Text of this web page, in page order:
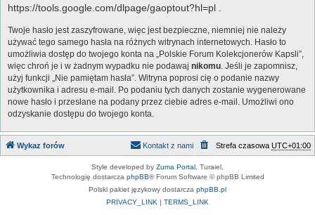
https://tools.google.com/dlpage/gaoptout?hl=pl .
Twoje hasło jest zaszyfrowane, więc jest bezpieczne, niemniej nie należy
używać tego samego hasła na różnych witrynach internetowych. Hasło to
umożliwia dostęp do twojego konta na „Polskie Forum Kolekcjonerów Kapsli”,
więc chroń je i w żadnym wypadku nie podawaj nikomu. Jeśli je zapomnisz,
użyj funkcji „Nie pamiętam hasła”. Witryna poprosi cię o podanie nazwy
użytkownika i adresu e-mail. Po podaniu tych danych zostanie wygenerowane
nowe hasło i przesłane na podany przez ciebie adres e-mail. Umożliwi ono
odzyskanie dostępu do twojego konta.
Wykaz forów Strefa czasowa UTC+01:00
Kontakt z nami
Style developed by Zuma Portal, Turaiel,
Technologię dostarcza phpBB® Forum Software © phpBB Limited
Polski pakiet językowy dostarcza phpBB.pl
PRIVACY_LINK | TERMS_LINK